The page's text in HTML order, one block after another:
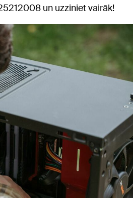
un uzziniet vairāk!